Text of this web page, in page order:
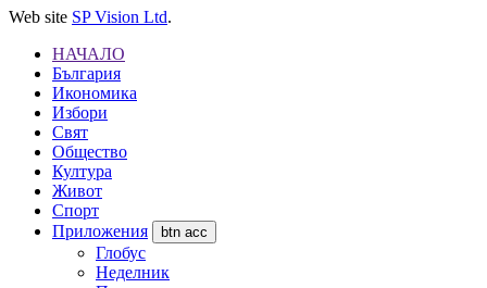
Web site SP Vision Ltd.
НАЧАЛО
България
Икономика
Избори
Свят
Общество
Култура
Живот
Спорт
Приложения
btn acc
Глобус
Неделник